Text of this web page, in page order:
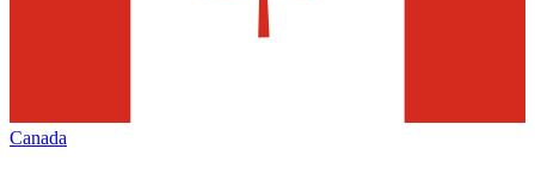
Canada